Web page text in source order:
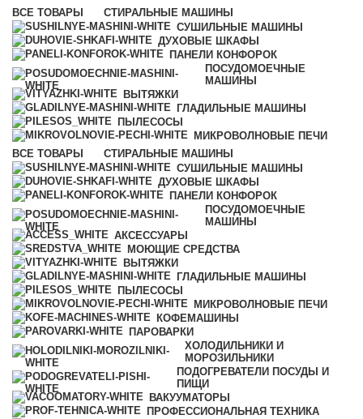
ВСЕ ТОВАРЫ
СТИРАЛЬНЫЕ МАШИНЫ
СУШИЛЬНЫЕ МАШИНЫ
ДУХОВЫЕ ШКАФЫ
ПАНЕЛИ КОНФОРОК
ПОСУДОМОЕЧНЫЕ
МАШИНЫ
ВЫТЯЖКИ
ГЛАДИЛЬНЫЕ МАШИНЫ
ПЫЛЕСОСЫ
МИКРОВОЛНОВЫЕ ПЕЧИ
ВСЕ ТОВАРЫ
СТИРАЛЬНЫЕ МАШИНЫ
СУШИЛЬНЫЕ МАШИНЫ
ДУХОВЫЕ ШКАФЫ
ПАНЕЛИ КОНФОРОК
ПОСУДОМОЕЧНЫЕ
МАШИНЫ
АКСЕССУАРЫ
МОЮЩИЕ СРЕДСТВА
ВЫТЯЖКИ
ГЛАДИЛЬНЫЕ МАШИНЫ
ПЫЛЕСОСЫ
МИКРОВОЛНОВЫЕ ПЕЧИ
КОФЕМАШИНЫ
ПАРОВАРКИ
ХОЛОДИЛЬНИКИ И
МОРОЗИЛЬНИКИ
ПОДОГРЕВАТЕЛИ ПОСУДЫ И
ПИЩИ
ВАКУУМАТОРЫ
ПРОФЕССИОНАЛЬНАЯ ТЕХНИКА